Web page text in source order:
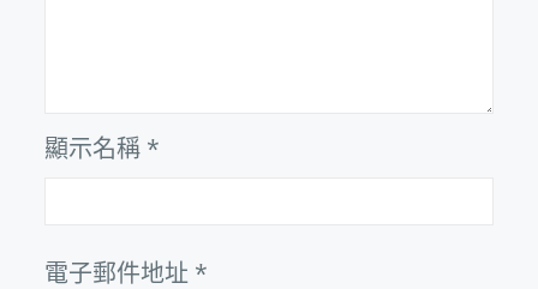
顯示名稱 *
電子郵件地址 *